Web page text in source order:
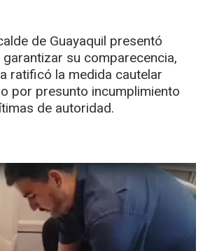
de Guayaquil presentó
su comparecencia,
ratificó la medida cautelar
por presunto incumplimiento
de autoridad.